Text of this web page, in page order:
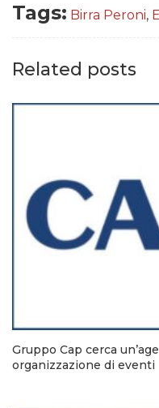
Tags: Birra Peroni,
Related posts
Gruppo Cap cerca
organizzazione di eventi